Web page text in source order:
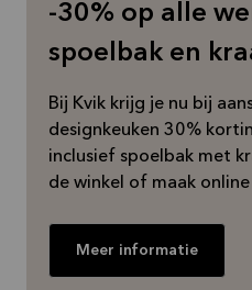
-30% op alle
spoelbak en
Bij Kvik krijg je nu bij
designkeuken 30%
inclusief spoelbak met
de winkel of maak
Meer informatie